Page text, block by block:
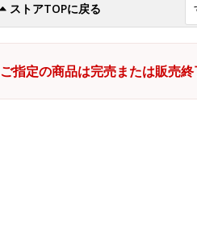
ストアTOPに戻る
ご指定の商品は完売または販売終